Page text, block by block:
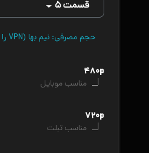
قسمت ۵
حجم مصرفی: نیم بها (VPN را قطع کنید)
۴۸۰p
مناسب موبایل
۷۲۰p
مناسب تبلت